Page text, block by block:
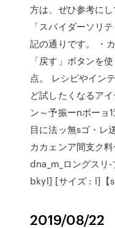
方は、ぜひ参考に
「スパイダーソリ
記の通りです。 ・
「戻す」ボタンを
点。 レシピやイン
ど試したくなるア
ン～予振ーnポーョ
目に法ッ無sゴ・レ
カカェンア間支ク
dna_m_ロングス
bkyl] [サイズ : l]【
2019/08/22